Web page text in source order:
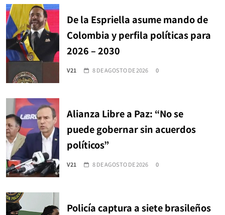
De la Espriella asume mando de
Colombia y perfila políticas para
2026 – 2030
V21 8 DE AGOSTO DE 2026 0
Alianza Libre a Paz: “No se
puede gobernar sin acuerdos
políticos”
V21 8 DE AGOSTO DE 2026 0
Policía captura a siete brasileños